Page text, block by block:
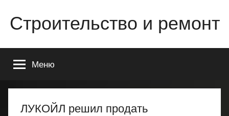
содержимому
Строительство и ремонт
строительстве
ремонте
Вашего
Меню
ЛУКОЙЛ решил продать